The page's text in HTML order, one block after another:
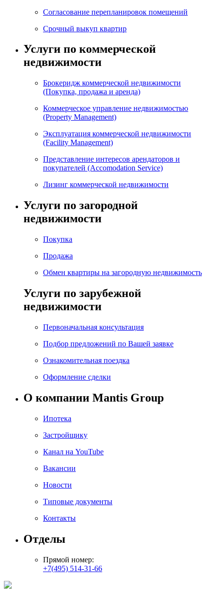
Согласование перепланировок помещений
Срочный выкуп квартир
Услуги по коммерческой
недвижимости
Брокеридж коммерческой недвижимости
(Покупка, продажа и аренда)
Коммерческое управление недвижимостью
(Property Management)
Эксплуатация коммерческой недвижимости
(Facility Management)
Представление интересов арендаторов и
покупателей (Accomodation Service)
Лизинг коммерческой недвижимости
Услуги по загородной
недвижимости
Покупка
Продажа
Обмен квартиры на загородную недвижимость
Услуги по зарубежной
недвижимости
Первоначальная консультация
Подбор предложений по Вашей заявке
Ознакомительная поездка
Оформление сделки
О компании Mantis Group
Ипотека
Застройщику
Канал на YouTube
Вакансии
Новости
Типовые документы
Контакты
Отделы
Прямой номер:
+7(495) 514-31-66